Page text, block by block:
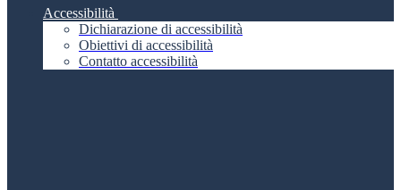
Accessibilità
Dichiarazione di accessibilità
Obiettivi di accessibilità
Contatto accessibilità